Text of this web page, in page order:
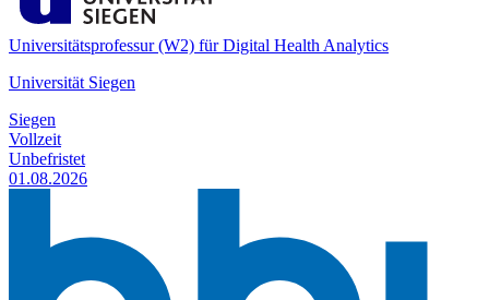
Universitätsprofessur (W2) für Digital Health Analytics
Universität Siegen
Siegen
Vollzeit
Unbefristet
01.08.2026